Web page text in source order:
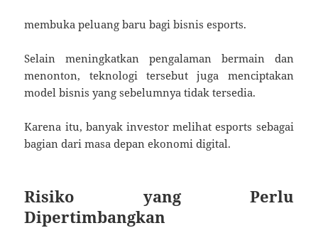
membuka peluang baru bagi bisnis esports.
Selain meningkatkan pengalaman bermain dan
menonton, teknologi tersebut juga menciptakan
model bisnis yang sebelumnya tidak tersedia.
Karena itu, banyak investor melihat esports sebagai
bagian dari masa depan ekonomi digital.
Risiko yang Perlu
Dipertimbangkan